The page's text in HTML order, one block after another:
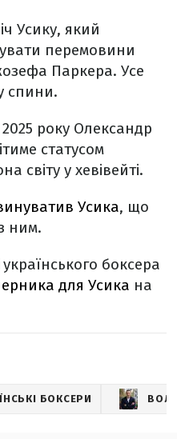
Усику, який
перемовини
Паркера. Усе
спини.
року Олександр
статусом
світу у хевівейті.
Усика, що
ним.
боксера
для Усика на
БОКСЕРИ